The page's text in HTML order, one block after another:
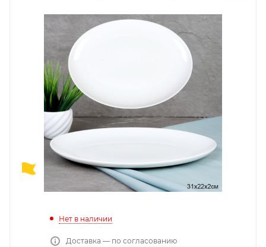
Нет в наличии
Доставка — по согласованию